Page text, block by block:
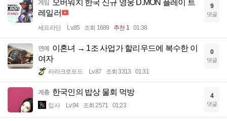
게임 오버워치 한국 신규 영웅 D.MON 플레이 트
레일러
세프라딘 Lv.85 조회 1689 추천 1 01:38
9
댓글
연예 이혼녀 → 1조 사업가 할리우드에 복수한 이
여자
라라크로포드 Lv.87 조회 3313 01:31
0
댓글
계층 한국인의 밥상 물회 먹방
입사 Lv.94 조회 2571 01:23
4
댓글